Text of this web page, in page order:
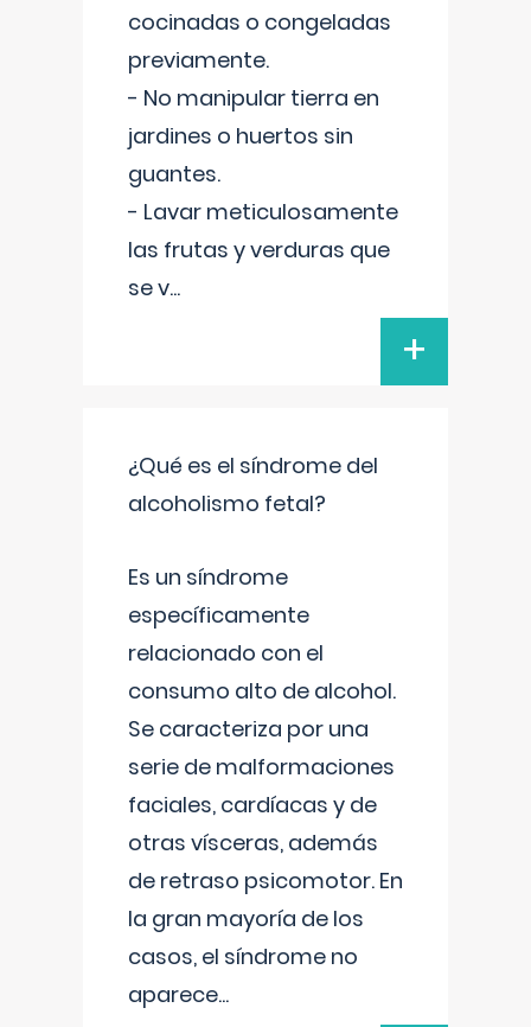
cocinadas o congeladas
previamente.
- No manipular tierra en
jardines o huertos sin
guantes.
- Lavar meticulosamente
las frutas y verduras que
se v...
+
¿Qué es el síndrome del
alcoholismo fetal?
Es un síndrome
específicamente
relacionado con el
consumo alto de alcohol.
Se caracteriza por una
serie de malformaciones
faciales, cardíacas y de
otras vísceras, además
de retraso psicomotor. En
la gran mayoría de los
casos, el síndrome no
aparece...